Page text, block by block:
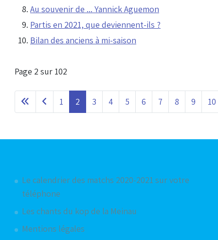
Au souvenir de ... Yannick Aguemon
Partis en 2021, que deviennent-ils ?
Bilan des anciens à mi-saison
Page 2 sur 102
1 2 3 4 5 6 7 8 9 10
Le calendrier des matchs 2020-2021 sur votre
téléphone
Les chants du kop de la Meinau
Mentions légales